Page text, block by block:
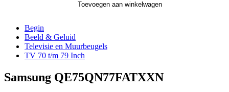
Toevoegen aan winkelwagen
Begin
Beeld & Geluid
Televisie en Muurbeugels
TV 70 t/m 79 Inch
Samsung QE75QN77FATXXN